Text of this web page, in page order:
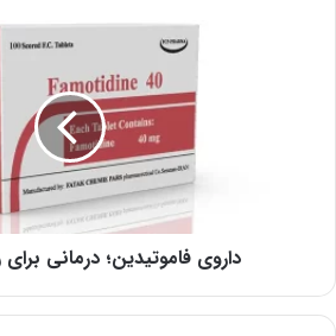
داروی فاموتیدین؛ درمانی